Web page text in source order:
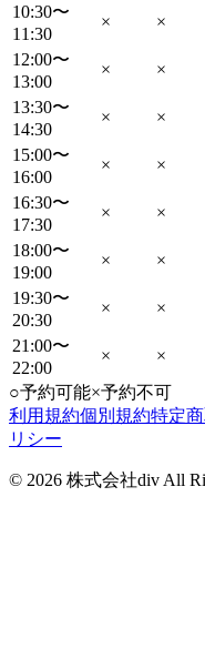
10:30〜
11:30
× ×
12:00〜
13:00
× ×
13:30〜
14:30
× ×
15:00〜
16:00
× ×
16:30〜
17:30
× ×
18:00〜
19:00
× ×
19:30〜
20:30
× ×
21:00〜
22:00
× ×
○予約可能×予約不可
利用規約個別規約特定
リシー
© 2026 株式会社div All